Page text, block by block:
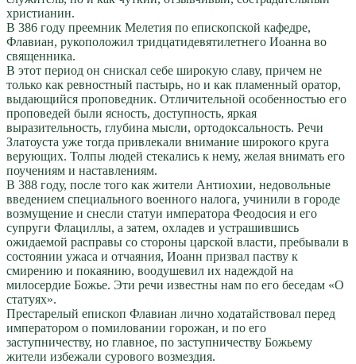
христианин.
В 386 году преемник Мелетия по епископской кафедре,
Флавиан, рукоположил тридцатидевятилетнего Иоанна во
священника.
В этот период он снискал себе широкую славу, причем не
только как ревностный пастырь, но и как пламенный оратор,
выдающийся проповедник. Отличительной особенностью его
проповедей были ясность, доступность, яркая
выразительность, глубина мысли, ортодоксальность. Речи
Златоуста уже тогда привлекали внимание широкого круга
верующих. Толпы людей стекались к нему, желая внимать его
поучениям и наставлениям.
В 388 году, после того как жители Антиохии, недовольные
введением специального военного налога, учинили в городе
возмущение и снесли статуи императора Феодосия и его
супруги Флациллы, а затем, охладев и устрашившись
ожидаемой расправы со стороны царской власти, пребывали в
состоянии ужаса и отчаяния, Иоанн призвал паству к
смирению и покаянию, воодушевил их надеждой на
милосердие Божье. Эти речи известны нам по его беседам «О
статуях».
Престарелый епископ Флавиан лично ходатайствовал перед
императором о помиловании горожан, и по его
заступничеству, но главное, по заступничеству Божьему
жители избежали сурового возмездия.